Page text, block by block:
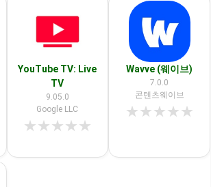
YouTube TV: Live
TV
9.05.0
Google LLC
★★★★★
Wavve (웨이브)
7.0.0
콘텐츠웨이브
★★★★★